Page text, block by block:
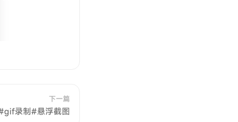
下一篇
录制#悬浮截图